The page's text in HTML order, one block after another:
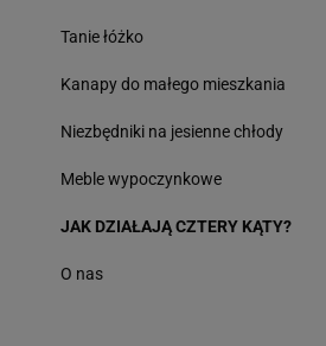
Tanie łóżko
Kanapy do małego mieszkania
Niezbędniki na jesienne chłody
Meble wypoczynkowe
JAK DZIAŁAJĄ CZTERY KĄTY?
O nas